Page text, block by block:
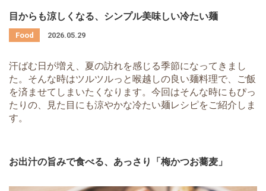
目からも涼しくなる、シンプル美味しい冷たい麺
2026.05.29
汗ばむ日が増え、夏の訪れを感じる季節になってきまし
た。そんな時はツルツルっと喉越しの良い麺料理で、ご飯
を済ませてしまいたくなります。今回はそんな時にもぴっ
たりの、見た目にも涼やかな冷たい麺レシピをご紹介しま
す。
お出汁の旨みで食べる、あっさり「梅かつお蕎麦」